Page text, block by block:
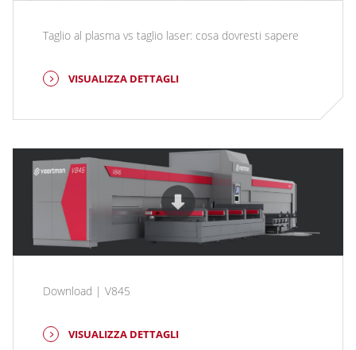
Taglio al plasma vs taglio laser: cosa dovresti sapere
VISUALIZZA DETTAGLI
Download | V845
VISUALIZZA DETTAGLI